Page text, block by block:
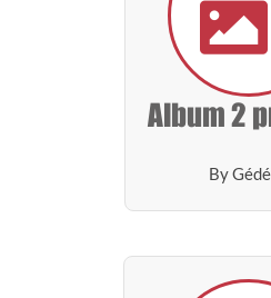
Album 2
By